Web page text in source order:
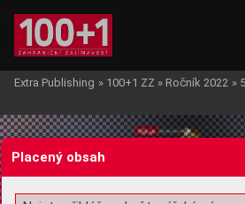
Extra Publishing » 100+1 ZZ » Ročník 2022 »
Placený obsah